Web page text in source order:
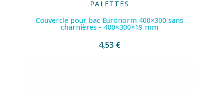
PALETTES
Couvercle pour bac Euronorm 400×300 sans
charnières - 400×300×19 mm
4,53 €